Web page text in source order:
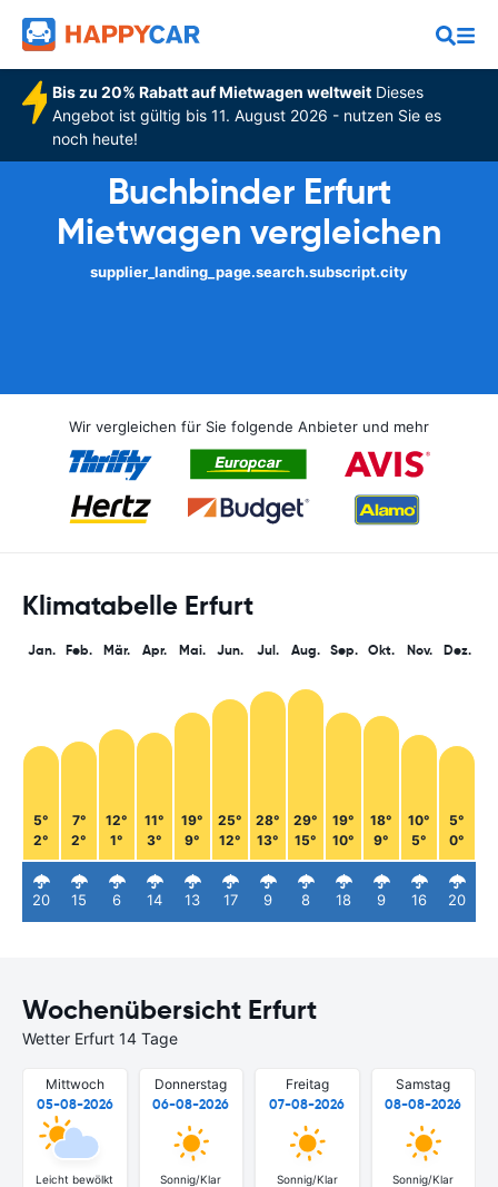
Bis zu 20% Rabatt auf Mietwagen weltweitDieses
Angebot ist gültig bis 11. August 2026 - nutzen Sie es
noch heute!
Buchbinder Erfurt
Mietwagen vergleichen
supplier_landing_page.search.subscript.city
Wir vergleichen für Sie folgende Anbieter und mehr
Klimatabelle Erfurt
Jan.
5°
2°
20
Feb.
7°
2°
15
Mär.
12°
1°
6
Apr.
11°
3°
14
Mai.
19°
9°
13
Jun.
25°
12°
17
Jul.
28°
13°
9
Aug.
29°
15°
8
Sep.
19°
10°
18
Okt.
18°
9°
9
Nov.
10°
5°
16
Dez.
5°
0°
20
Wochenübersicht Erfurt
Wetter Erfurt 14 Tage
Mittwoch
05-08-2026
Leicht bewölkt
Donnerstag
06-08-2026
Sonnig/Klar
Freitag
07-08-2026
Sonnig/Klar
Samstag
08-08-2026
Sonnig/Klar